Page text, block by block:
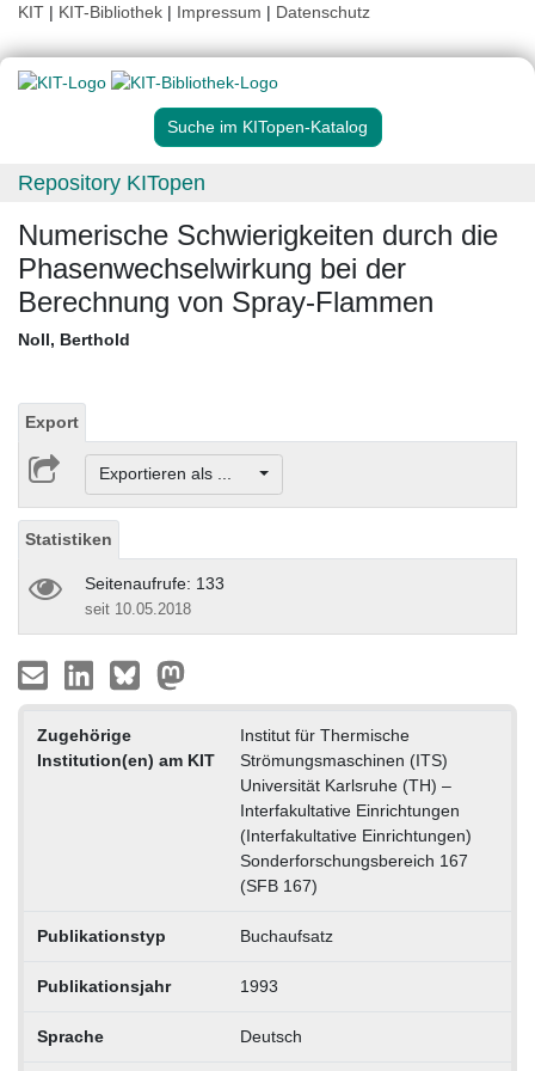
KIT | KIT-Bibliothek | Impressum | Datenschutz
Suche im KITopen-Katalog
Repository KITopen
Numerische Schwierigkeiten durch die
Phasenwechselwirkung bei der
Berechnung von Spray-Flammen
Noll, Berthold
Export
Exportieren als ...
Statistiken
Seitenaufrufe: 133
seit 10.05.2018
Zugehörige
Institution(en) am KIT
Institut für Thermische
Strömungsmaschinen (ITS)
Universität Karlsruhe (TH) –
Interfakultative Einrichtungen
(Interfakultative Einrichtungen)
Sonderforschungsbereich 167
(SFB 167)
Publikationstyp Buchaufsatz
Publikationsjahr 1993
Sprache Deutsch